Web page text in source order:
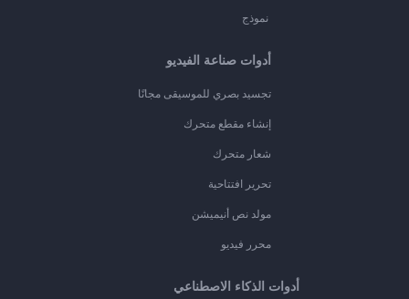
نموذج
أدوات صناعة الفيديو
تجسيد بصري للموسيقى مجانًا
إنشاء مقطع متحرك
شعار متحرك
تحرير افتتاحية
مولد نص أنيميشن
محرر فيديو
أدوات الذكاء الاصطناعي